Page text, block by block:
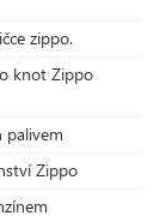
zippo.
knot Zippo
palivem
Zippo